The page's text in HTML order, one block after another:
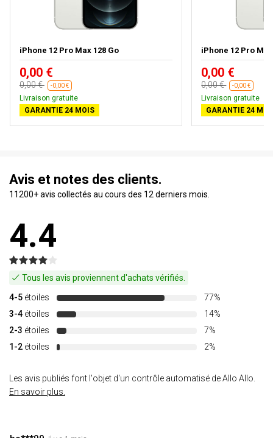
iPhone 12 Pro Max 128 Go
0,00 €
0,00 € -0,00 €
Livraison gratuite
GARANTIE 24 MOIS
iPhone 12 Pro
0,00 €
0,00 € -0,00 €
Livraison gratuite
GARANTIE 24
Avis et notes des clients.
11200+ avis collectés au cours des 12 derniers mois.
4.4
Tous les avis proviennent d'achats vérifiés.
4-5 étoiles
77%
3-4 étoiles
14%
2-3 étoiles
7%
1-2 étoiles 2%
Les avis publiés font l'objet d'un contrôle automatisé de Allo Allo.
En savoir plus.